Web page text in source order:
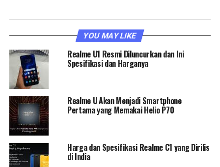
YOU MAY LIKE
Realme U1 Resmi Diluncurkan dan Ini
Spesifikasi dan Harganya
Realme U Akan Menjadi Smartphone
Pertama yang Memakai Helio P70
Harga dan Spesifikasi Realme C1 yang Dirilis
di India